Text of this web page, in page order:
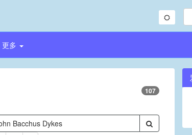
更多
107